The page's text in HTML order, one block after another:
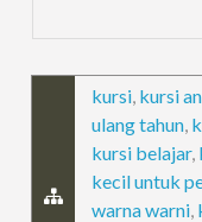
kursi, kursi
ulang tahun,
kursi belajar,
kecil untuk
warna warni,